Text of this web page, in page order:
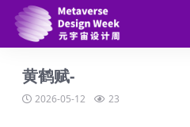
黄鹤赋-
2026-05-12 23